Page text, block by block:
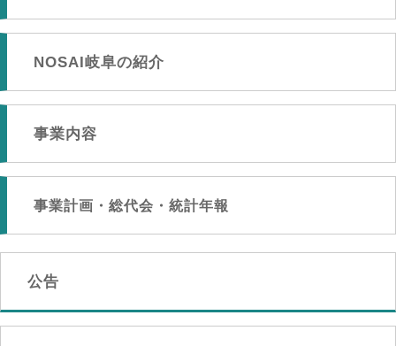
NOSAI岐阜の紹介
事業内容
事業計画・総代会・統計年報
公告